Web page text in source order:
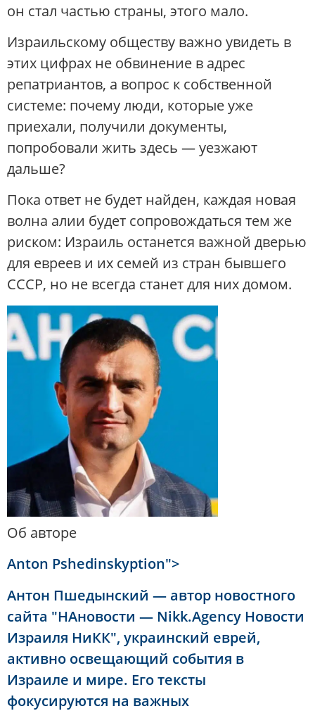
он стал частью страны, этого мало.
Израильскому обществу важно увидеть в
этих цифрах не обвинение в адрес
репатриантов, а вопрос к собственной
системе: почему люди, которые уже
приехали, получили документы,
попробовали жить здесь — уезжают
дальше?
Пока ответ не будет найден, каждая новая
волна алии будет сопровождаться тем же
риском: Израиль останется важной дверью
для евреев и их семей из стран бывшего
СССР, но не всегда станет для них домом.
Об авторе
Anton Pshedinskyption">
Антон Пшедынский — автор новостного
сайта "НАновости — Nikk.Agency Новости
Израиля НиКК", украинский еврей,
активно освещающий события в
Израиле и мире. Его тексты
фокусируются на важных